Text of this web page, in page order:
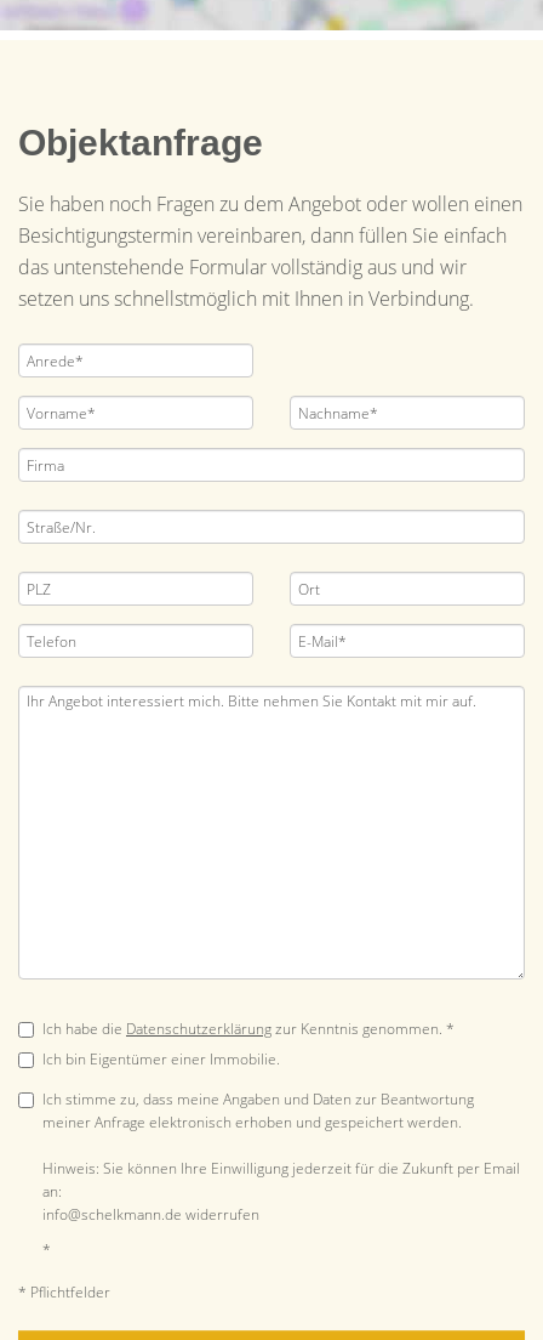
Objektanfrage
Sie haben noch Fragen zu dem Angebot oder wollen einen
Besichtigungstermin vereinbaren, dann füllen Sie einfach
das untenstehende Formular vollständig aus und wir
setzen uns schnellstmöglich mit Ihnen in Verbindung.
Ich habe die Datenschutzerklärungzur Kenntnis genommen. *
Ich bin Eigentümer einer Immobilie.
Ich stimme zu, dass meine Angaben und Daten zur Beantwortung
meiner Anfrage elektronisch erhoben und gespeichert werden.
Hinweis: Sie können Ihre Einwilligung jederzeit für die Zukunft per Email
an:
info@schelkmann.de widerrufen
*
* Pflichtfelder